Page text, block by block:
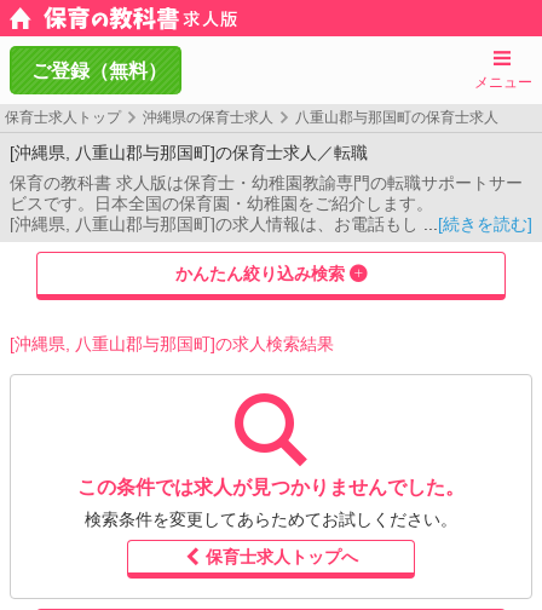
ご登録（無料）
メニュー
保育士求人トップ 沖縄県の保育士求人 八重山郡与那国町の保育士求人
[沖縄県, 八重山郡与那国町]の保育士求人／転職
保育の教科書 求人版は保育士・幼稚園教諭専門の転職サポートサー
ビスです。日本全国の保育園・幼稚園をご紹介します。
[沖縄県, 八重山郡与那国町]の求人情報は、お電話もしくはメール相
談フォームよりお問い合わせください。コンサルタントがご希望条
件をお伺いし、あなたのご希望に合った保育園をご紹介します。
[続きを読む]
かんたん絞り込み検索
[沖縄県, 八重山郡与那国町]の求人検索結果
この条件では求人が見つかりませんでした。
検索条件を変更してあらためてお試しください。
保育士求人トップへ